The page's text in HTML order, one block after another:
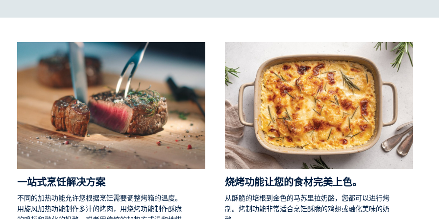
一站式烹饪解决方案
不同的加热功能允许您根据烹饪需要调整烤箱的温度。
用旋风加热功能制作多汁的烤肉，用烧烤功能制作酥脆
烧烤功能让您的食材完美上色。
从酥脆的培根到金色的马苏里拉奶酪，您都可以进行烤
制。烤制功能非常适合烹饪酥脆的鸡翅或融化美味的奶